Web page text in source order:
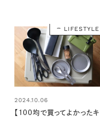
LIFESTYLE
2024.10.06
【100均で買ってよかったキ